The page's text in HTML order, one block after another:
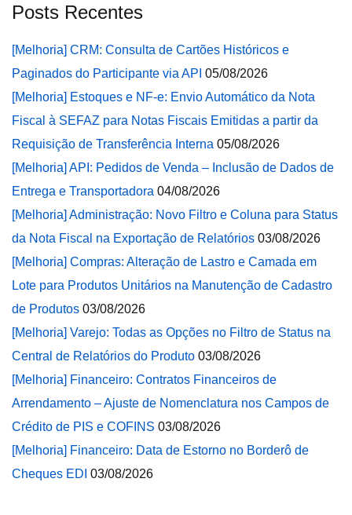
Posts Recentes
[Melhoria] CRM: Consulta de Cartões Históricos e
Paginados do Participante via API 05/08/2026
[Melhoria] Estoques e NF-e: Envio Automático da Nota
Fiscal à SEFAZ para Notas Fiscais Emitidas a partir da
Requisição de Transferência Interna 05/08/2026
[Melhoria] API: Pedidos de Venda – Inclusão de Dados de
Entrega e Transportadora 04/08/2026
[Melhoria] Administração: Novo Filtro e Coluna para Status
da Nota Fiscal na Exportação de Relatórios 03/08/2026
[Melhoria] Compras: Alteração de Lastro e Camada em
Lote para Produtos Unitários na Manutenção de Cadastro
de Produtos 03/08/2026
[Melhoria] Varejo: Todas as Opções no Filtro de Status na
Central de Relatórios do Produto 03/08/2026
[Melhoria] Financeiro: Contratos Financeiros de
Arrendamento – Ajuste de Nomenclatura nos Campos de
Crédito de PIS e COFINS 03/08/2026
[Melhoria] Financeiro: Data de Estorno no Borderô de
Cheques EDI 03/08/2026